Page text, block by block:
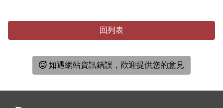
回列表
如遇網站資訊錯誤，歡迎提供您的意見